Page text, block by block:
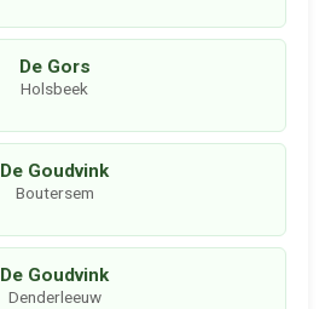
De Gors
Holsbeek
De Goudvink
Boutersem
De Goudvink
Denderleeuw